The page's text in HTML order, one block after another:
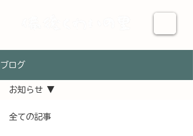
ブログ
全ての記事
お知らせ